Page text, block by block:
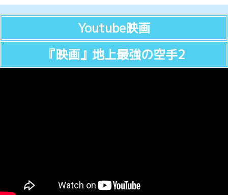
Youtube映画
『映画』地上最強の空手2